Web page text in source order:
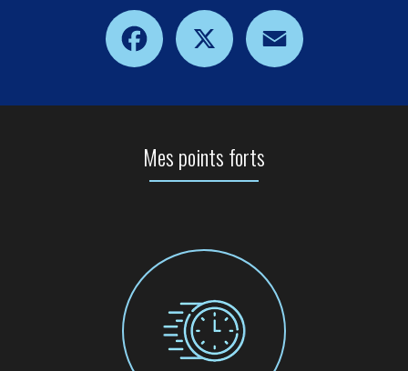
Facebook
Mes points forts